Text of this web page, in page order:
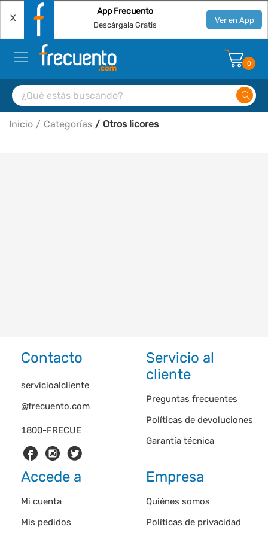
X
App Frecuento
Descárgala Gratis Ver en App
0
Inicio Categorías Otros licores
Contacto
1800-FRECUE
servicioalcliente
@frecuento.com
Servicio al
cliente
Preguntas frecuentes
Políticas de devoluciones
Garantía técnica
Accede a
Mi cuenta
Mis pedidos
Empresa
Quiénes somos
Políticas de privacidad